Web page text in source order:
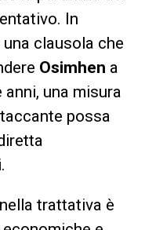
In
clausola che
Osimhen a
una misura
possa
trattativa è